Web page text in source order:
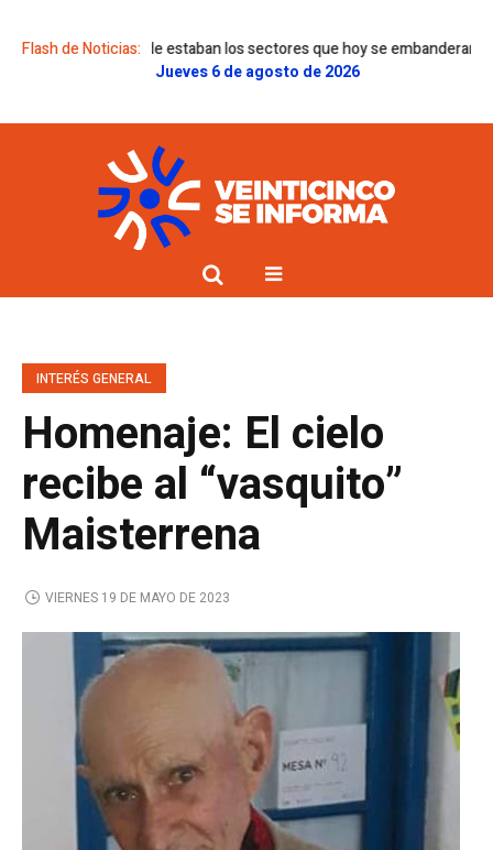
Flash de Noticias:
“¿dónde estaban los sectores que hoy se embanderan en el
Jueves 6 de agosto de 2026
INTERÉS GENERAL
Homenaje: El cielo
recibe al “vasquito”
Maisterrena
VIERNES 19 DE MAYO DE 2023